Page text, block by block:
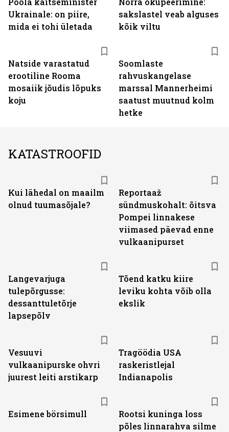
Ukrainale: on piire,
mida ei tohi ületada
sakslastel veab alguses
kõik viltu
Natside varastatud
erootiline Rooma
mosaiik jõudis lõpuks
koju
Soomlaste
rahvuskangelase
marssal Mannerheimi
saatust muutnud kolm
hetke
KATASTROOFID
Kui lähedal on maailm
olnud tuumasõjale?
Reportaaž
sündmuskohalt: õitsva
Pompei linnakese
viimased päevad enne
vulkaanipurset
Langevarjuga
tulepõrgusse:
dessanttuletõrje
lapsepõlv
Tõend katku kiire
leviku kohta võib olla
ekslik
Vesuuvi
vulkaanipurske ohvri
juurest leiti arstikarp
Tragöödia USA
raskeristlejal
Indianapolis
Esimene börsimull
Rootsi kuninga loss
põles linnarahva silme